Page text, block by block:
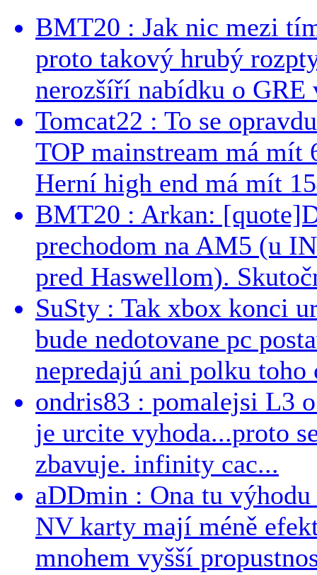
BMT20 : Jak nic mezi
proto takový hrubý
nerozšíří nabídku o GRE
Tomcat22 : To se
TOP mainstream má
Herní high end má mít
BMT20 : Arkan:
prechodom na AM5 (u
pred Haswellom).
SuSty : Tak xbox konci
bude nedotovane pc
nepredajú ani polku toho
ondris83 : pomalejsi L3
je urcite vyhoda...proto
zbavuje. infinity cac...
aDDmin : Ona tu
NV karty mají méně
mnohem vyšší